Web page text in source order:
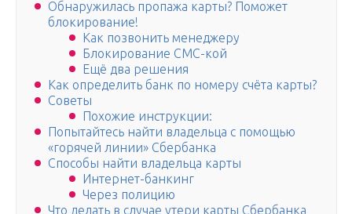
Обнаружилась пропажа карты? Поможет
блокирование!
Как позвонить менеджеру
Блокирование СМС-кой
Ещё два решения
Как определить банк по номеру счёта карты?
Советы
Похожие инструкции:
Попытайтесь найти владельца с помощью
«горячей линии» Сбербанка
Способы найти владельца карты
Интернет-банкинг
Через полицию
Что делать в случае утери карты Сбербанка